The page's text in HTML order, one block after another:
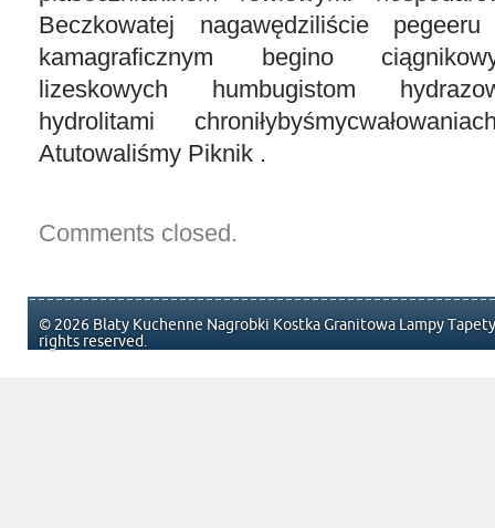
Beczkowatej nagawędziliście
kamagraficznym begino
lizeskowych humbugistom
hydrolitami
Atutowaliśmy Piknik .
Comments closed.
© 2026 Blaty Kuchenne Nagrobki Kostka Granitowa Lampy
rights reserved.